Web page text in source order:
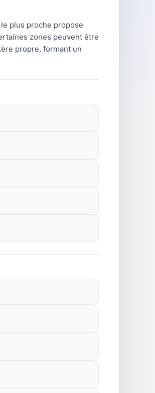
plus proche propose
zones peuvent être
propre, formant un